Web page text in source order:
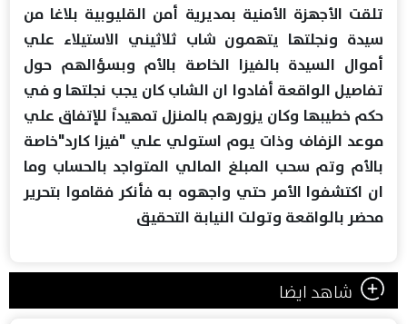
تلقت الأجهزة الأمنية بمديرية أمن القليوبية بلاغا من
سيدة ونجلتها يتهمون شاب ثلاثيني الاستيلاء علي
أموال السيدة بالفيزا الخاصة بالأم وبسؤالهم حول
تفاصيل الواقعة أفادوا ان الشاب كان يجب نجلتها و في
حكم خطيبها وكان يزورهم بالمنزل تمهيداً للإتفاق علي
موعد الزفاف وذات يوم استولي علي "فيزا كارد"خاصة
بالأم وتم سحب المبلغ المالي المتواجد بالحساب وما
ان اكتشفوا الأمر حتي واجهوه به فأنكر فقاموا بتحرير
محضر بالواقعة وتولت النيابة التحقيق
شاهد ايضا